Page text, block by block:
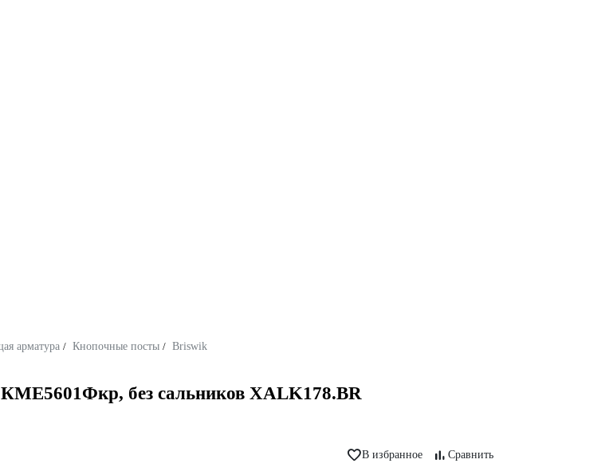
арматура / Кнопочные посты / Briswik
без сальников XALK178.BR
В избранное Сравнить